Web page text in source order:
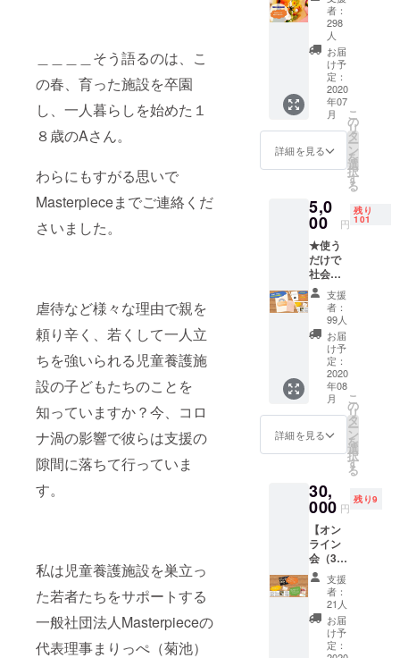
＿＿＿＿そう語るのは、こ
の春、育った施設を卒園
し、一人暮らしを始めた１
８歳のAさん。
わらにもすがる思いで
Masterpieceまでご連絡くだ
さいました。
虐待など様々な理由で親を
頼り辛く、若くして一人立
ちを強いられる児童養護施
設の子どもたちのことを
知っていますか？今、コロ
ナ渦の影響で彼らは支援の
隙間に落ちて行っていま
す。
私は児童養護施設を巣立っ
た若者たちをサポートする
一般社団法人Masterpieceの
代表理事まりっぺ（菊池）
都内の児童
養護施設で
児童指導員
として住み
込んでいま
した。
卒園してい
く若者たち
るため、
このような
事業を立ち
上げまし
1,000円
～上乗
せでご
支援い
ただけ
ます！
リター
ンの作
業負担
がない
お気持
礼と活
動報告
ルでお
送りい
たしま
す！ ※
備考欄
には
「若者
への
メッ
セー
ジ」を
いただ
けると
嬉しい
者：
298
人
お届
け予
定：
2020
年07
月
詳細を見る
こ
の
リ
タ
ー
ン
を
選
択
す
る
5,0
00 円
残り
101
★使う
だけで
社会貢
献！★
啓発促
進クリ
アファ
イル
コース
礼のお
手紙を
お送り
いたし
ます。
pieceオ
リジナ
ルクリ
アファ
イル or
社会課
題を広
めるア
パレル
ブラン
Public
支援
者：
99人
お届
け予
定：
2020
年08
月
詳細を見る
こ
の
リ
タ
ー
ン
を
選
択
す
る
30,
000 円
残り9
【オン
ライン
会（30
分間）
＆
グッズ
お届け
コー
ス】 ■
支援
者：
21人
お届
け予
定：